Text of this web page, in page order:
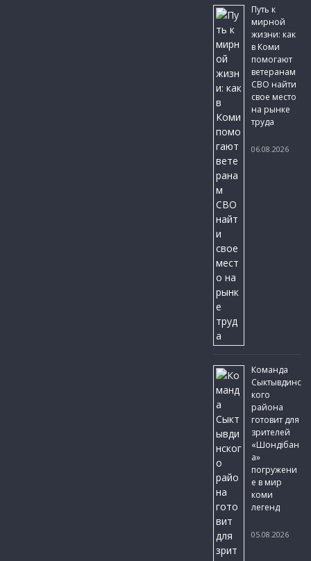
Путь к
мирной
жизни: как
в Коми
помогают
ветеранам
СВО найти
свое место
на рынке
труда
06.08.2026
Команда
Сыктывдинс
кого
района
готовит для
зрителей
«Шондібан
а»
погружени
е в мир
коми
легенд
05.08.2026